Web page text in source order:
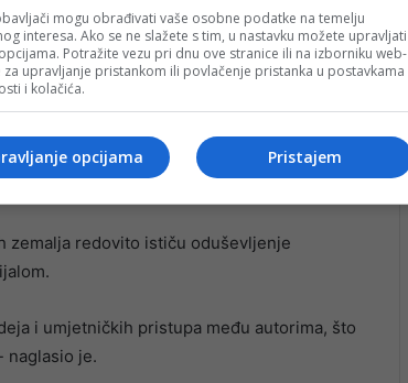
ga je potrebno dodatno valorizirati kroz
saziva kolonije, kazao je kako Počitelj
ambijenta i kreativne atmosfere.
zemalja redovito ističu oduševljenje
i umjetničkih pristupa među autorima, što
naglasio je.
mogu obrađivati vaše osobne podatke na temelju
interesa. Ako se ne slažete s tim, u nastavku možete upravljati
Potražite vezu pri dnu ove stranice ili na izborniku web-
za upravljanje pristankom ili povlačenje pristanka u postavkama
i kolačića.
Pristajem
opcijama